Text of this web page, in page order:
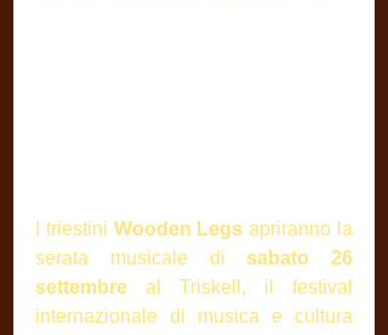
I triestini Wooden Legs apriranno la
serata musicale di sabato 26
settembre al Triskell, il festival
internazionale di musica e cultura